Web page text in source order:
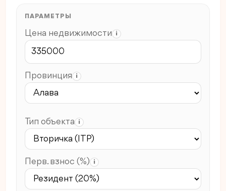
ПАРАМЕТРЫ
Цена недвижимости i
Провинция i
Тип объекта i
Перв. взнос (%) i